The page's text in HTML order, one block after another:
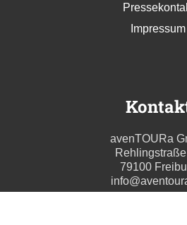
Impressum
avenTOURa
79100